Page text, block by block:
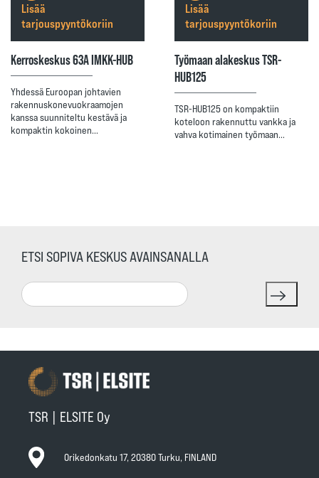
Kerroskeskus 63A IMKK-HUB
Yhdessä Euroopan johtavien
rakennuskonevuokraamojen
kanssa suunniteltu kestävä ja
kompaktin kokoinen…
Lisää
tarjouspyyntökoriin
Työmaan alakeskus TSR-
HUB125
TSR-HUB125 on kompaktiin
koteloon rakennuttu vankka ja
vahva kotimainen työmaan…
Lisää
tarjouspyyntökoriin
ETSI SOPIVA KESKUS AVAINSANALLA
Search
TSR | ELSITE Oy
Orikedonkatu 17, 20380 Turku, FINLAND